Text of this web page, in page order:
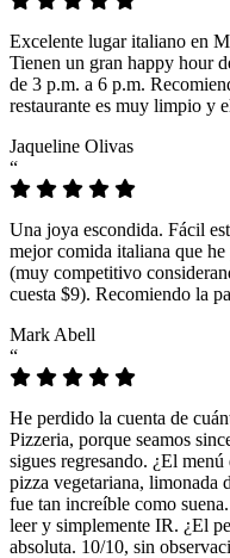
Excelente lugar italiano en
Tienen un gran happy hour
de 3 p.m. a 6 p.m.
restaurante es muy limpio y
Jaqueline Olivas
“
Una joya escondida. Fácil
mejor comida italiana que
(muy competitivo
cuesta $9). Recomiendo la
Mark Abell
“
He perdido la cuenta de
Pizzeria, porque seamos
sigues regresando. ¿El
pizza vegetariana, limonada
fue tan increíble como
leer y simplemente IR. ¿El
absoluta. 10/10, sin